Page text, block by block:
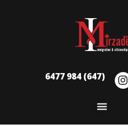
(647) 984 6477